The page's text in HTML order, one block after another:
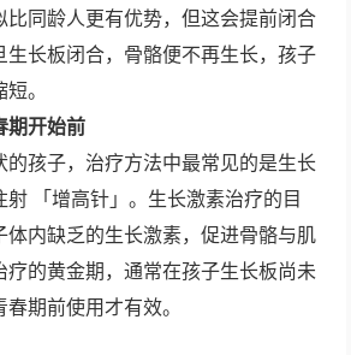
比同龄人更有优势，但这会提前闭合
生长板闭合，骨骼便不再生长，孩子
。
期开始前
的孩子，治疗方法中最常见的是生长
射 「增高针」。生长激素治疗的目
体内缺乏的生长激素，促进骨骼与肌
疗的黄金期，通常在孩子生长板尚未
期前使用才有效。